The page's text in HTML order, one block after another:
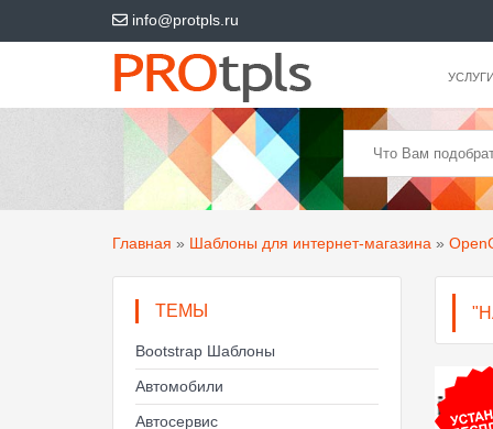
info@protpls.ru
Главная » Шаблоны для интернет-магазина »
ТЕМЫ
Bootstrap Шаблоны
Автомобили
Автосервис